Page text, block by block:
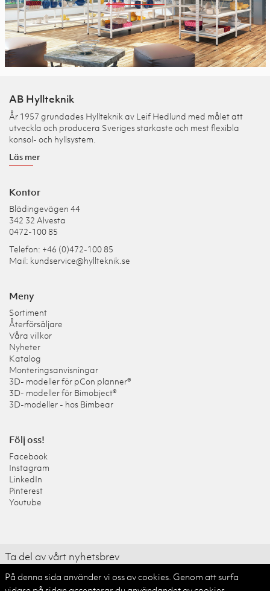
AB Hyllteknik
År 1957 grundades Hyllteknik av Leif Hedlund med målet att
utveckla och producera Sveriges starkaste och mest flexibla
konsol- och hyllsystem.
Läs mer
Kontor
Blädingevägen 44
342 32 Alvesta
0472-100 85
Telefon: +46 (0)472-100 85
Mail: kundservice@hyllteknik.se
Meny
Sortiment
Återförsäljare
Våra villkor
Nyheter
Katalog
Monteringsanvisningar
3D- modeller för pCon planner®
3D- modeller för Bimobject®
3D-modeller - hos Bimbear
Följ oss!
Facebook
Instagram
LinkedIn
Pinterest
Youtube
Ta del av vårt nyhetsbrev
Skicka
På denna sida använder vi oss av cookies. Genom att surfa